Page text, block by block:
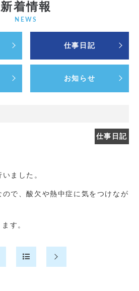
新着情報
NEWS
仕事日記
お知らせ
仕事日記
ました。
で、酸欠や熱中症に気をつけなが
す。